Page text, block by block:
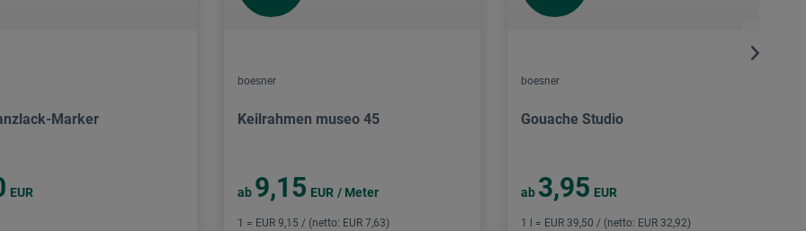
Marker
EUR
boesner
Keilrahmen museo 45
ab 9,15 EUR / Meter
1 = EUR 9,15 / (netto: EUR 7,63)
boesner
Gouache Studio
ab 3,95 EUR
1 l = EUR 39,50 / (netto: EUR 32,92)